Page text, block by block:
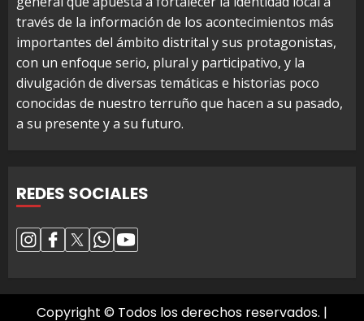
través de la información de los acontecimientos más
importantes del ámbito distrital y sus protagonistas,
con un enfoque serio, plural y participativo, y la
divulgación de diversas temáticas e historias poco
conocidas de nuestro terruño que hacen a su pasado,
a su presente y a su futuro.
REDES SOCIALES
Copyright © Todos los derechos reservados. |